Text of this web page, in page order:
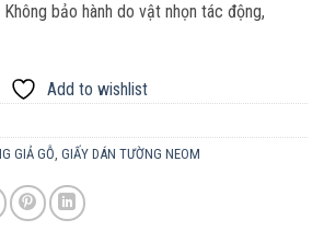
bảo hành do vật nhọn tác động,
Add to wishlist
GIẢ GỖ GIẤY DÁN TƯỜNG NEOM